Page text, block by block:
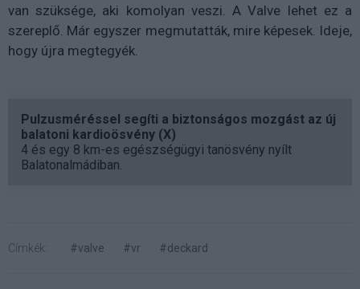
van szüksége, aki komolyan veszi. A Valve lehet ez a
szereplő. Már egyszer megmutatták, mire képesek. Ideje,
hogy újra megtegyék.
Pulzusméréssel segíti a biztonságos mozgást az új
balatoni kardioösvény (X)
4 és egy 8 km-es egészségügyi tanösvény nyílt
Balatonalmádiban.
Címkék: #valve #vr #deckard